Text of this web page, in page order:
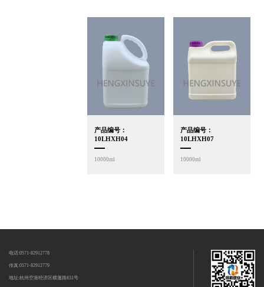
产品编号：
10LHXH04
10000ml
产品编号：
10LHXH07
10000ml
电话:0571-82912778
传真:0571-82912779
地址:杭州空港经济区横蓬路831号